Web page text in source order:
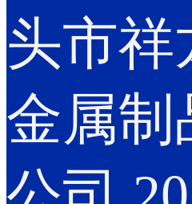
头市祥
金属制